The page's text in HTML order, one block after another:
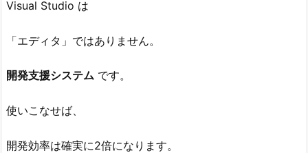
Visual Studio は
「エディタ」ではありません。
開発支援システム です。
使いこなせば、
開発効率は確実に2倍になります。